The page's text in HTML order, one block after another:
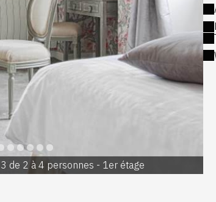
de 2 à 4 personnes - 1er étage
-
-
-
-
-